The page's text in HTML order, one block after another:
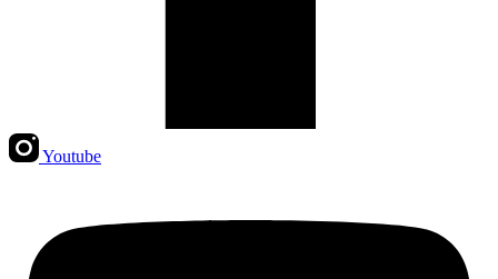
Youtube